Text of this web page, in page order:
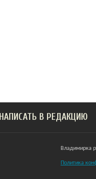
НАПИСАТЬ В РЕДАКЦИЮ
Владимирка
Политика